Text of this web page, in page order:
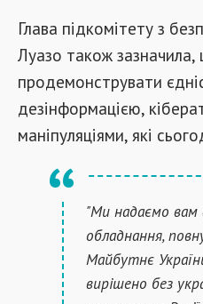
Глава підкомітету з
Луазо також
продемонструвати
дезінформацією,
маніпуляціями, які
"Ми надаємо вам
обладнання,
Майбутнє
вирішено без